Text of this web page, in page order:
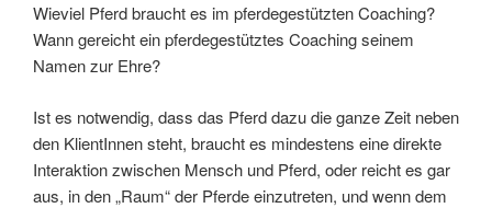
Wieviel Pferd braucht es im pferdegestützten Coaching?
Wann gereicht ein pferdegestütztes Coaching seinem
Namen zur Ehre?
Ist es notwendig, dass das Pferd dazu die ganze Zeit neben
den KlientInnen steht, braucht es mindestens eine direkte
Interaktion zwischen Mensch und Pferd, oder reicht es gar
aus, in den „Raum“ der Pferde einzutreten, und wenn dem